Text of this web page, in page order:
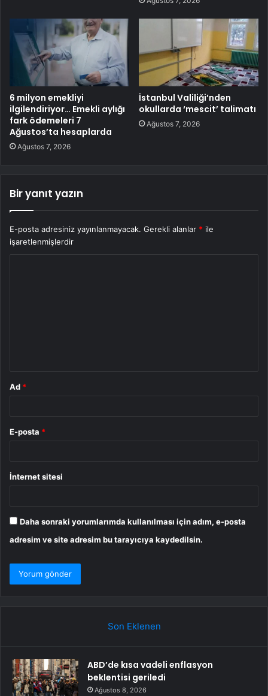
6 milyon emekliyi
ilgilendiriyor… Emekli aylığı
fark ödemeleri 7
Ağustos’ta hesaplarda
Ağustos 7, 2026
İstanbul Valiliği’nden
okullarda ‘mescit’ talimatı
Ağustos 7, 2026
Bir yanıt yazın
E-posta adresiniz yayınlanmayacak. Gerekli alanlar * ile
işaretlenmişlerdir
Ad *
E-posta *
İnternet sitesi
Daha sonraki yorumlarımda kullanılması için adım, e-posta
adresim ve site adresim bu tarayıcıya kaydedilsin.
Son Eklenen
ABD’de kısa vadeli enflasyon
beklentisi geriledi
Ağustos 8, 2026